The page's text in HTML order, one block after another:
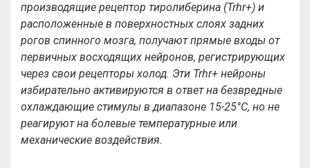
производящие рецептор тиролиберина (Trhr+) и
расположенные в поверхностных слоях задних
рогов спинного мозга, получают прямые входы от
первичных восходящих нейронов, регистрирующих
через свои рецепторы холод. Эти Trhr+ нейроны
избирательно активируются в ответ на безвредные
охлаждающие стимулы в диапазоне 15-25°C, но не
реагируют на болевые температурные или
механические воздействия.